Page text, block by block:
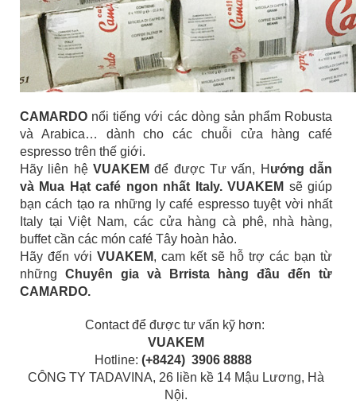
CAMARDO nổi tiếng với các dòng sản phẩm Robusta
và Arabica… dành cho các chuỗi cửa hàng café
espresso trên thế giới.
Hãy liên hệ VUAKEM để được Tư vấn, H ướng dẫn
và Mua Hạt café ngon nhất Italy. VUAKEM sẽ giúp
bạn cách tạo ra những ly café espresso tuyệt vời nhất
Italy tại Việt Nam, các cửa hàng cà phê, nhà hàng,
buffet cần các món café Tây hoàn hảo.
Hãy đến với VUAKEM, cam kết sẽ hỗ trợ các bạn từ
những Chuyên gia và Brrista hàng đầu đến từ
CAMARDO.
Contact để được tư vấn kỹ hơn:
VUAKEM
Hotline: (+8424) 3906 8888
CÔNG TY TADAVINA, 26 liền kề 14 Mậu Lương, Hà
Nội.